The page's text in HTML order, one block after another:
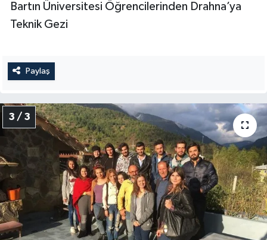
Bartın Üniversitesi Öğrencilerinden Drahna’ya
Teknik Gezi
Paylaş
3 / 3